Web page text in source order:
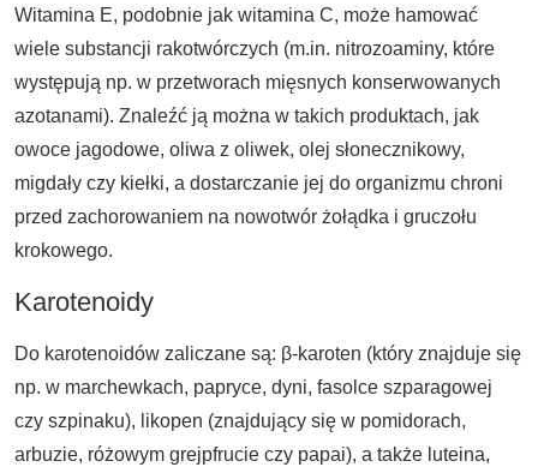
Witamina E, podobnie jak witamina C, może hamować
wiele substancji rakotwórczych (m.in. nitrozoaminy, które
występują np. w przetworach mięsnych konserwowanych
azotanami). Znaleźć ją można w takich produktach, jak
owoce jagodowe, oliwa z oliwek, olej słonecznikowy,
migdały czy kiełki, a dostarczanie jej do organizmu chroni
przed zachorowaniem na nowotwór żołądka i gruczołu
krokowego.
Karotenoidy
Do karotenoidów zaliczane są: β-karoten (który znajduje się
np. w marchewkach, papryce, dyni, fasolce szparagowej
czy szpinaku), likopen (znajdujący się w pomidorach,
arbuzie, różowym grejpfrucie czy papai), a także luteina,